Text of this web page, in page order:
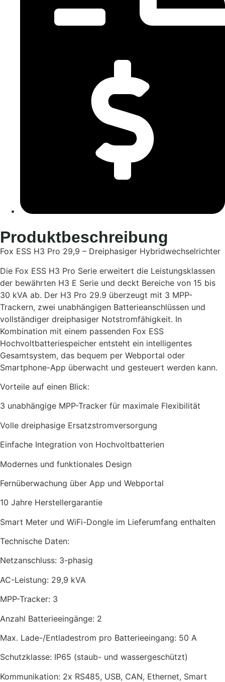
Produktbeschreibung
Fox ESS H3 Pro 29,9 – Dreiphasiger Hybridwechselrichter
Die Fox ESS H3 Pro Serie erweitert die Leistungsklassen
der bewährten H3 E Serie und deckt Bereiche von 15 bis
30 kVA ab. Der H3 Pro 29.9 überzeugt mit 3 MPP-
Trackern, zwei unabhängigen Batterieanschlüssen und
vollständiger dreiphasiger Notstromfähigkeit. In
Kombination mit einem passenden Fox ESS
Hochvoltbatteriespeicher entsteht ein intelligentes
Gesamtsystem, das bequem per Webportal oder
Smartphone-App überwacht und gesteuert werden kann.
Vorteile auf einen Blick:
3 unabhängige MPP-Tracker für maximale Flexibilität
Volle dreiphasige Ersatzstromversorgung
Einfache Integration von Hochvoltbatterien
Modernes und funktionales Design
Fernüberwachung über App und Webportal
10 Jahre Herstellergarantie
Smart Meter und WiFi-Dongle im Lieferumfang enthalten
Technische Daten:
Netzanschluss: 3-phasig
AC-Leistung: 29,9 kVA
MPP-Tracker: 3
Anzahl Batterieeingänge: 2
Max. Lade-/Entladestrom pro Batterieeingang: 50 A
Schutzklasse: IP65 (staub- und wassergeschützt)
Kommunikation: 2x RS485, USB, CAN, Ethernet, Smart